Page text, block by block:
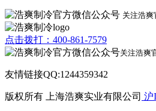
关注浩爽
点击拨打：400-861-7579
关注浩爽
友情链接QQ:1244359342
版权所有 上海浩爽实业有限公司 沪